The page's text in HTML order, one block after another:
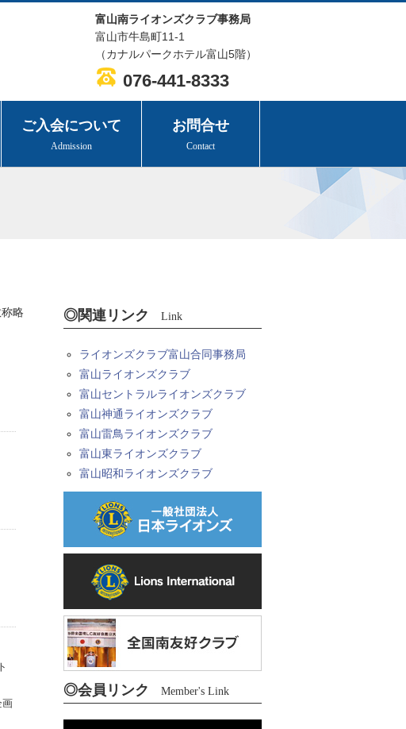
富山南ライオンズクラブ事務局
富山市牛島町11-1
（カナルパークホテル富山5階）
076-441-8333
ご入会について
Admission
お問合せ
Contact
略
画
◎関連リンク Link
ライオンズクラブ富山合同事務局
富山ライオンズクラブ
富山セントラルライオンズクラブ
富山神通ライオンズクラブ
富山雷鳥ライオンズクラブ
富山東ライオンズクラブ
富山昭和ライオンズクラブ
◎会員リンク Member's Link